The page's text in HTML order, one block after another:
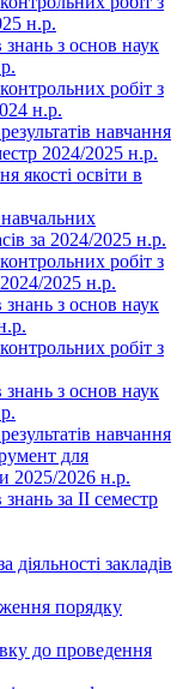
н.р.
знань з основ наук
робіт з
н.р.
навчання
2024/2025 н.р.
якості освіти в
за 2024/2025 н.р.
робіт з
2025 н.р.
знань з основ наук
робіт з
знань з основ наук
навчання
для
2025/2026 н.р.
за ІІ семестр
закладів
порядку
до проведення